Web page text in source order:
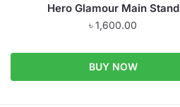
Hero Glamour Main Stand
৳ 1,600.00
BUY NOW